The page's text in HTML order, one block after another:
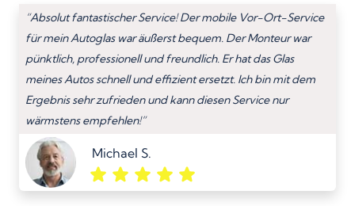
“Absolut fantastischer Service! Der mobile Vor-Ort-Service
für mein Autoglas war äußerst bequem. Der Monteur war
pünktlich, professionell und freundlich. Er hat das Glas
meines Autos schnell und effizient ersetzt. Ich bin mit dem
Ergebnis sehr zufrieden und kann diesen Service nur
wärmstens empfehlen!”
Michael S.